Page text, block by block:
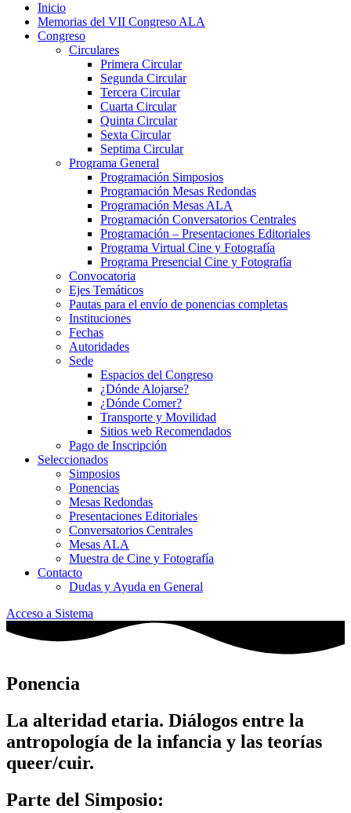
Inicio
Memorias del VII Congreso ALA
Congreso
Circulares
Primera Circular
Segunda Circular
Tercera Circular
Cuarta Circular
Quinta Circular
Sexta Circular
Septima Circular
Programa General
Programación Simposios
Programación Mesas Redondas
Programación Mesas ALA
Programación Conversatorios Centrales
Programación – Presentaciones Editoriales
Programa Virtual Cine y Fotografía
Programa Presencial Cine y Fotografía
Convocatoria
Ejes Temáticos
Pautas para el envío de ponencias completas
Instituciones
Fechas
Autoridades
Sede
Espacios del Congreso
¿Dónde Alojarse?
¿Dónde Comer?
Transporte y Movilidad
Sitios web Recomendados
Pago de Inscripción
Seleccionados
Simposios
Ponencias
Mesas Redondas
Presentaciones Editoriales
Conversatorios Centrales
Mesas ALA
Muestra de Cine y Fotografía
Contacto
Dudas y Ayuda en General
Acceso a Sistema
Ponencia
La alteridad etaria. Diálogos entre la
antropología de la infancia y las teorías
queer/cuir.
Parte del Simposio: